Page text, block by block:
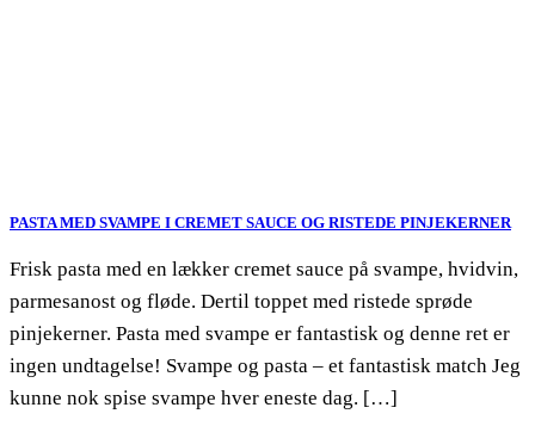
PASTA MED SVAMPE I CREMET SAUCE OG RISTEDE PINJEKERNER
Frisk pasta med en lækker cremet sauce på svampe, hvidvin,
parmesanost og fløde. Dertil toppet med ristede sprøde
pinjekerner. Pasta med svampe er fantastisk og denne ret er
ingen undtagelse! Svampe og pasta – et fantastisk match Jeg
kunne nok spise svampe hver eneste dag. […]